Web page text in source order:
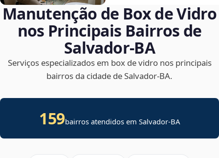
Manutenção de Box de Vidro
nos Principais Bairros de
Salvador‑BA
Serviços especializados em box de vidro nos principais
bairros da cidade de Salvador‑BA.
159bairros atendidos em Salvador-BA